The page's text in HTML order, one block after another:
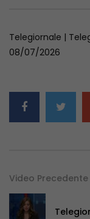
Telegiornale |
08/07/2026
Video Precedente